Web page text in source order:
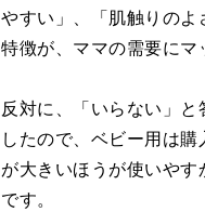
やすい」、「肌触りの
特徴が、ママの需要にマ
反対に、「いらない」
したので、ベビー用は
が大きいほうが使いや
です。